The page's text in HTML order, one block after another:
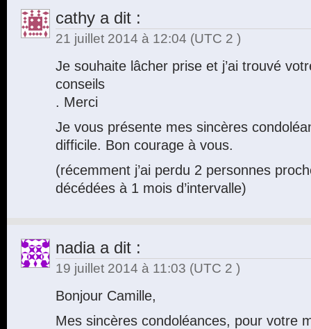
cathy a dit :
21 juillet 2014 à 12:04 (UTC 2 )
Je souhaite lâcher prise et j’ai trouvé
conseils
. Merci
Je vous présente mes sincères
difficile. Bon courage à vous.
(récemment j’ai perdu 2 personnes
décédées à 1 mois d’intervalle)
nadiaa dit :
19 juillet 2014 à 11:03 (UTC 2 )
Bonjour Camille,
Mes sincères condoléances, pour votre